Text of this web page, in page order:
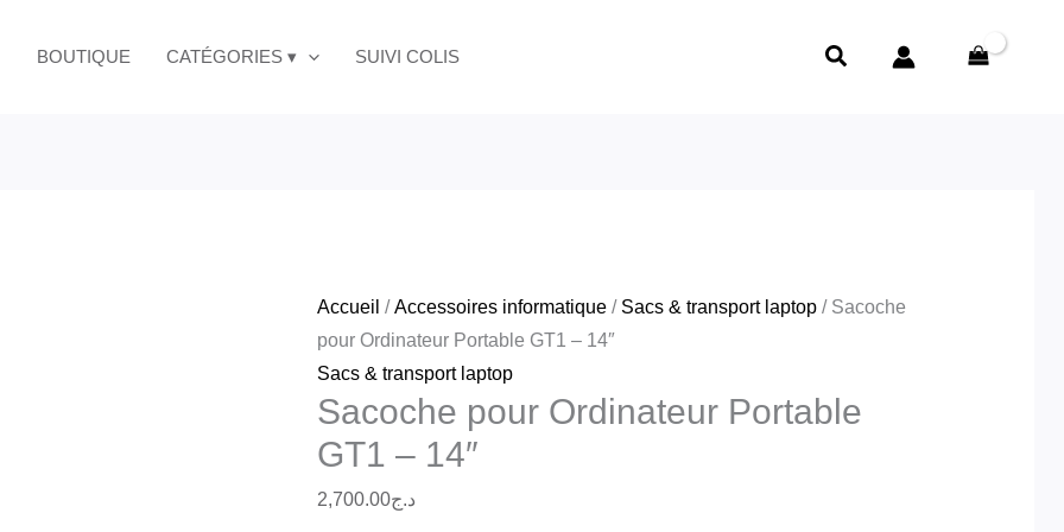
BOUTIQUE CATÉGORIES ▾ SUIVI COLIS Rechercher
Accueil /Accessoires informatique / Sacs & transport laptop / Sacoche
pour Ordinateur Portable GT1 – 14″
Sacs & transport laptop
Sacoche pour Ordinateur Portable
GT1 – 14″
د.ج2,700.00